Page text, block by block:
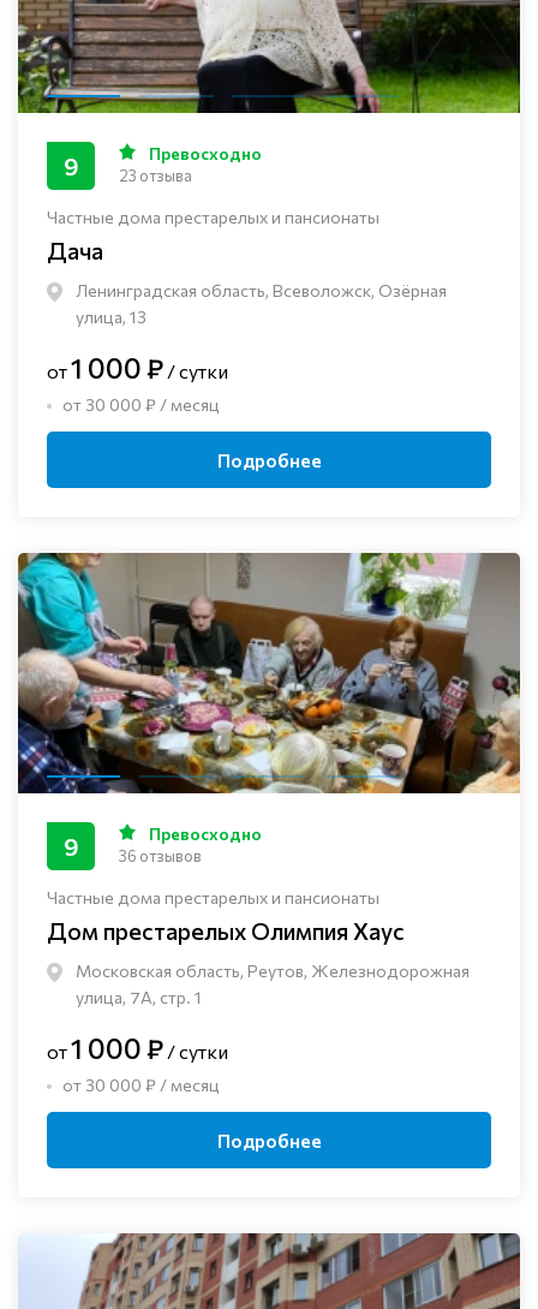
Частные дома престарелых и пансионаты
Дача
Ленинградская область, Всеволожск, Озёрная
улица, 13
9 Превосходно
23 отзыва
от1 000 ₽ / сутки
от 30 000 ₽ / месяц
Подробнее
Частные дома престарелых и пансионаты
Дом престарелых Олимпия Хаус
Московская область, Реутов, Железнодорожная
улица, 7А, стр. 1
9 Превосходно
36 отзывов
от1 000 ₽ / сутки
от 30 000 ₽ / месяц
Подробнее